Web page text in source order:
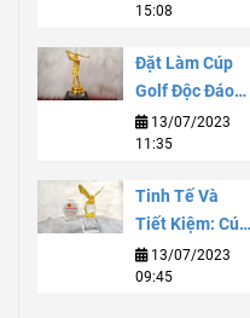
Tiết Kiệm Cho
Thao
15:08
Đặt Làm Cúp
Golf Độc Đáo
Và Đẳng Cấp
Với Dịch Vụ
Lượng Cao
13/07/2023
11:35
Tinh Tế Và
Tiết Kiệm: Cúp
Lưu Niệm Thuỷ
Tinh Giá Rẻ
13/07/2023
09:45